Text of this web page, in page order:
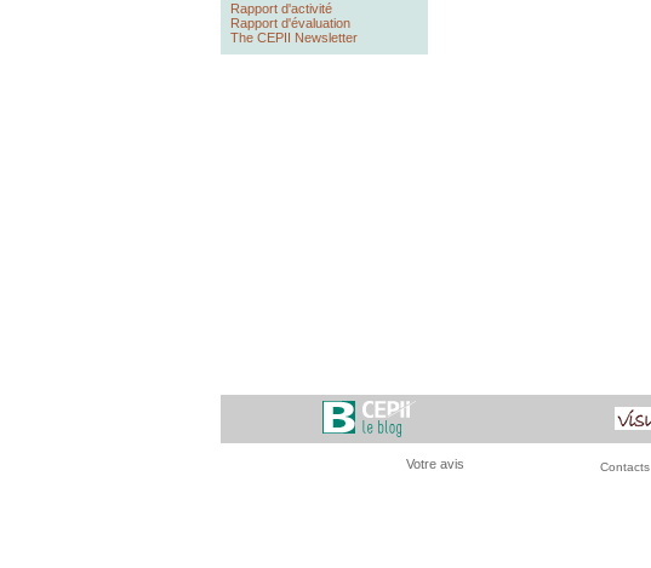
Rapport d'activité
Rapport d'évaluation
The CEPII Newsletter
Votre avis Contacts